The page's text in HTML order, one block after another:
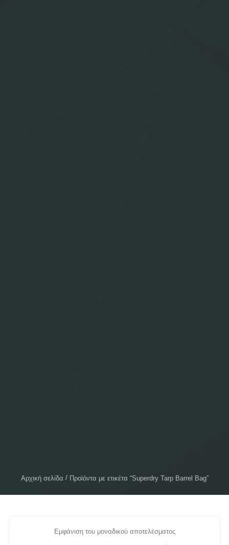
Αρχική σελίδα Προϊόντα με ετικέτα “Superdry Tarp Barrel Bag”
Εμφάνιση του μοναδικού αποτελέσματος